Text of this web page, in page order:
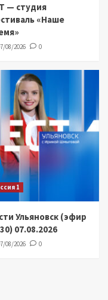
— студия
«Наше
08/2026 0
1
Ульяновск (эфир
07.08.2026
08/2026 0